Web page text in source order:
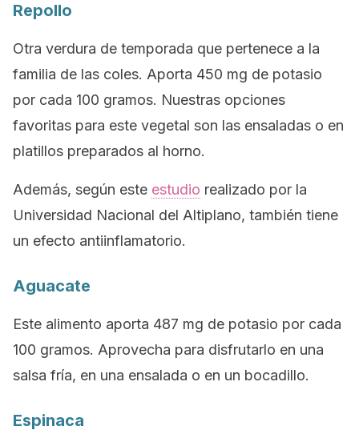
Repollo
Otra verdura de temporada que pertenece a la
familia de las coles. Aporta 450 mg de potasio
por cada 100 gramos. Nuestras opciones
favoritas para este vegetal son las ensaladas o en
platillos preparados al horno.
Además, según este estudio realizado por la
Universidad Nacional del Altiplano, también tiene
un efecto antiinflamatorio.
Aguacate
Este alimento aporta 487 mg de potasio por cada
100 gramos. Aprovecha para disfrutarlo en una
salsa fría, en una ensalada o en un bocadillo.
Espinaca